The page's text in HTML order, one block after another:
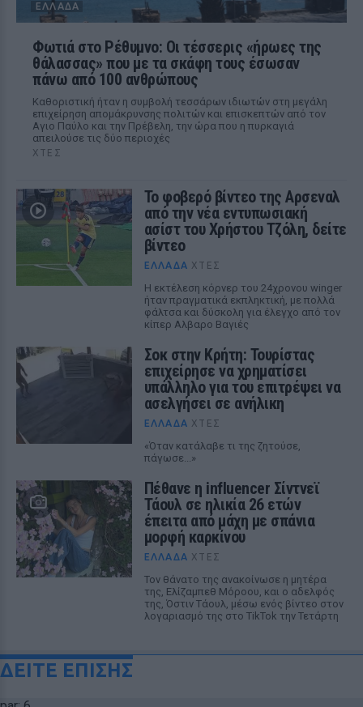
ΕΛΛΆΔΑ
Φωτιά στο Ρέθυμνο: Οι τέσσερις «ήρωες της
θάλασσας» που με τα σκάφη τους έσωσαν
πάνω από 100 ανθρώπους
Καθοριστική ήταν η συμβολή τεσσάρων ιδιωτών στη μεγάλη
επιχείρηση απομάκρυνσης πολιτών και επισκεπτών από τον
Αγιο Παύλο και την Πρέβελη, την ώρα που η πυρκαγιά
απειλούσε τις δύο περιοχές
ΧΤΕΣ
Το φοβερό βίντεο της Αρσεναλ
από την νέα εντυπωσιακή
ασίστ του Χρήστου Τζόλη, δείτε
βίντεο
ΕΛΛΆΔΑ ΧΤΕΣ
Η εκτέλεση κόρνερ του 24χρονου winger
ήταν πραγματικά εκπληκτική, με πολλά
φάλτσα και δύσκολη για έλεγχο από τον
κίπερ Αλβαρο Βαγιές
Σοκ στην Κρήτη: Τουρίστας
επιχείρησε να χρηματίσει
υπάλληλο για του επιτρέψει να
ασελγήσει σε ανήλικη
ΕΛΛΆΔΑ ΧΤΕΣ
«Όταν κατάλαβε τι της ζητούσε,
πάγωσε...»
Πέθανε η influencer Σίντνεϊ
Τάουλ σε ηλικία 26 ετών
έπειτα από μάχη με σπάνια
μορφή καρκίνου
ΕΛΛΆΔΑ ΧΤΕΣ
Τον θάνατο της ανακοίνωσε η μητέρα
της, Ελίζαμπεθ Μόροου, και ο αδελφός
της, Όστιν Τάουλ, μέσω ενός βίντεο στον
λογαριασμό της στο TikTok την Τετάρτη
ΔΕΙΤΕ ΕΠΙΣΗΣ